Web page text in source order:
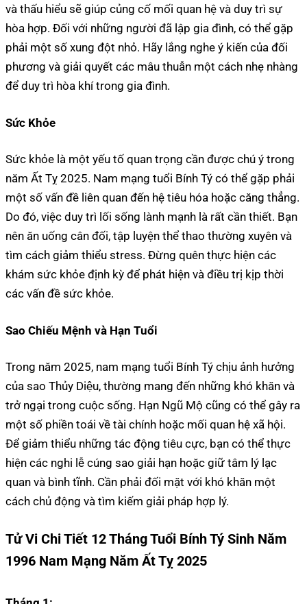
và thấu hiểu sẽ giúp củng cố mối quan hệ và duy trì sự
hòa hợp. Đối với những người đã lập gia đình, có thể gặp
phải một số xung đột nhỏ. Hãy lắng nghe ý kiến của đối
phương và giải quyết các mâu thuẫn một cách nhẹ nhàng
để duy trì hòa khí trong gia đình.
Sức Khỏe
Sức khỏe là một yếu tố quan trọng cần được chú ý trong
năm Ất Tỵ 2025. Nam mạng tuổi Bính Tý có thể gặp phải
một số vấn đề liên quan đến hệ tiêu hóa hoặc căng thẳng.
Do đó, việc duy trì lối sống lành mạnh là rất cần thiết. Bạn
nên ăn uống cân đối, tập luyện thể thao thường xuyên và
tìm cách giảm thiểu stress. Đừng quên thực hiện các
khám sức khỏe định kỳ để phát hiện và điều trị kịp thời
các vấn đề sức khỏe.
Sao Chiếu Mệnh và Hạn Tuổi
Trong năm 2025, nam mạng tuổi Bính Tý chịu ảnh hưởng
của sao Thủy Diệu, thường mang đến những khó khăn và
trở ngại trong cuộc sống. Hạn Ngũ Mộ cũng có thể gây ra
một số phiền toái về tài chính hoặc mối quan hệ xã hội.
Để giảm thiểu những tác động tiêu cực, bạn có thể thực
hiện các nghi lễ cúng sao giải hạn hoặc giữ tâm lý lạc
quan và bình tĩnh. Cần phải đối mặt với khó khăn một
cách chủ động và tìm kiếm giải pháp hợp lý.
Tử Vi Chi Tiết 12 Tháng Tuổi Bính Tý Sinh Năm
1996 Nam Mạng Năm Ất Tỵ 2025